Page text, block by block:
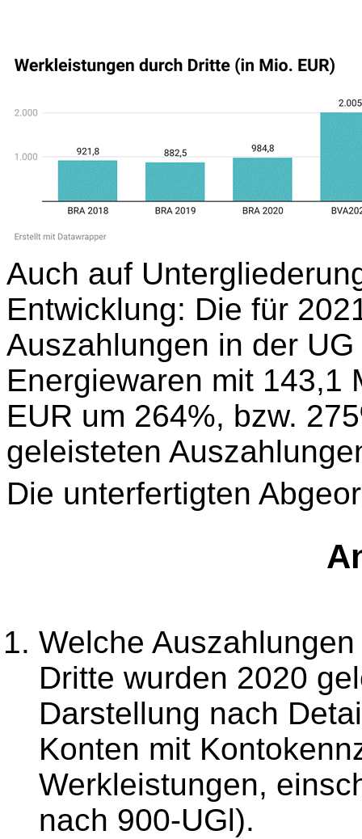
Auch auf
Entwicklung: Die für
Auszahlungen in der
Energiewaren mit 143,1
EUR um 264%, bzw.
geleisteten
Die unterfertigten
Welche
Dritte wurden 2020
Darstellung nach
Konten mit
Werkleistungen,
nach 900-UGl).